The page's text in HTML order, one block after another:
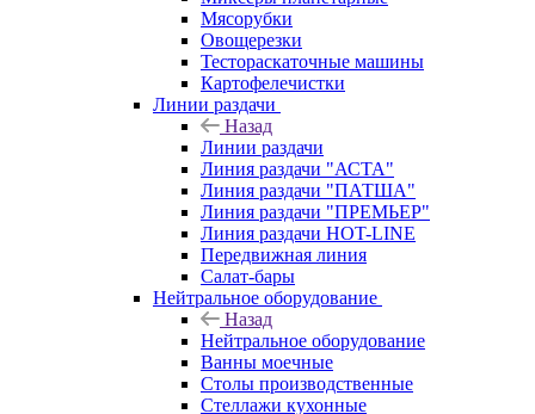
Мясорубки
Овощерезки
Тестораскаточные машины
Картофелечистки
Линии раздачи
Назад
Линии раздачи
Линия раздачи "АСТА"
Линия раздачи "ПАТША"
Линия раздачи "ПРЕМЬЕР"
Линия раздачи HOT-LINE
Передвижная линия
Салат-бары
Нейтральное оборудование
Назад
Нейтральное оборудование
Ванны моечные
Столы производственные
Стеллажи кухонные